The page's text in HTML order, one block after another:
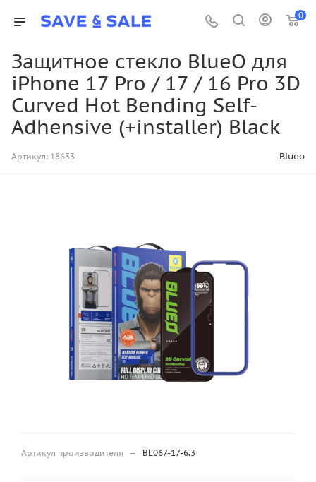
0
Защитное стекло BlueO для
iPhone 17 Pro / 17 / 16 Pro 3D
Curved Hot Bending Self-
Adhensive (+installer) Black
Артикул: 18633 Blueo
Артикул производителя — BL067-17-6.3